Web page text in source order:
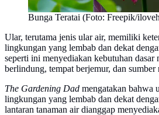
Bunga Teratai (Foto: Freepik/
Ular, terutama jenis ular air, memiliki
lingkungan yang lembab dan dekat
seperti ini menyediakan kebutuhan dasar
berlindung, tempat berjemur, dan
The Gardening Dad mengatakan bahwa
lingkungan yang lembab dan dekat
lantaran tanaman air dianggap